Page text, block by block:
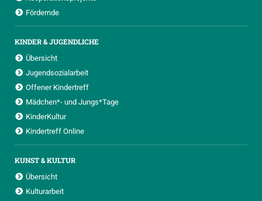
Fördernde
KINDER & JUGENDLICHE
Übersicht
Jugendsozialarbeit
Offener Kindertreff
Mädchen*- und Jungs*Tage
KinderKultur
Kindertreff Online
KUNST & KULTUR
Übersicht
Kulturarbeit